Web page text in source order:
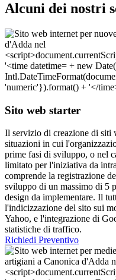
Alcuni dei nostri
Sito web starter
Il servizio di creazione di siti
situazioni in cui
prime fasi di sviluppo, o nel
limitato per l'iniziativa da
comprende la registrazione
sviluppo di un massimo di 5
design da implementare. Il
l'indicizzazione del sito sui
Yahoo, e l'integrazione di
statistiche di traffico.
Richiedi Preventivo